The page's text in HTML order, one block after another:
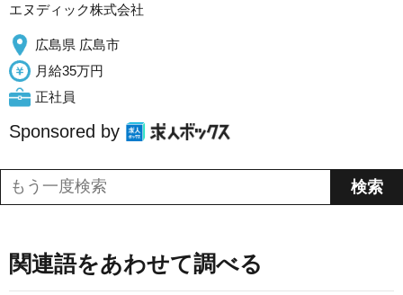
エヌディック株式会社
広島県 広島市
月給35万円
正社員
Sponsored by
関連語をあわせて調べる